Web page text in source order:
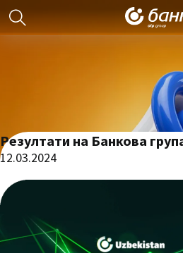
Резултати на Банкова
12.03.2024